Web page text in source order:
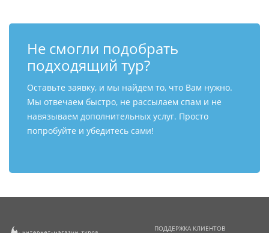
Не смогли подобрать
подходящий тур?
Оставьте заявку, и мы найдем то, что Вам нужно.
Мы отвечаем быстро, не рассылаем спам и не
навязываем дополнительных услуг. Просто
попробуйте и убедитесь сами!
ПОДДЕРЖКА КЛИЕНТОВ